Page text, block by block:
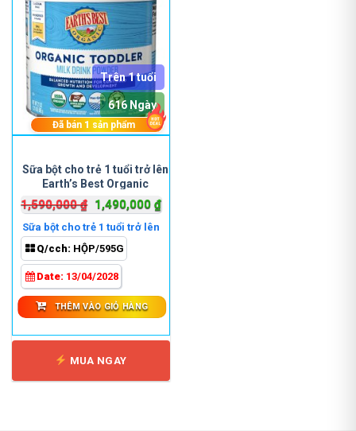
Sữa bột cho trẻ 1 tuổi trở lên
Earth’s Best Organic
Toddler Milk Drink Powder
595g
1,590,000₫ Giá
gốc
là:
1,590,000 ₫.
1,490,000 ₫Giá
Sữa bột cho trẻ 1 tuổi trở lên
Q/cch: HỘP/595G
Date: 13/04/2028
Trên 1 tuổi
616 Ngày
Đã bán 1 sản phẩm
THÊM VÀO GIỎ HÀNG
MUA NGAY